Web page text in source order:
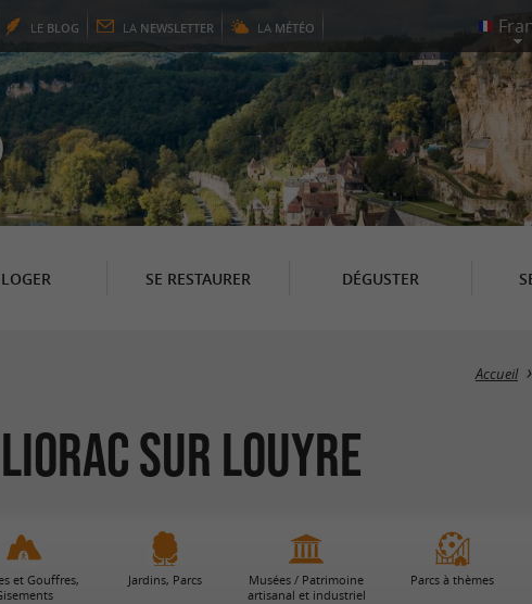
LE BLOG LA NEWSLETTER LA MÉTÉO
SE RESTAURER DÉGUSTER
Accueil
sur Louyre
et Gouffres,
Jardins, Parcs
Musées / Patrimoine
artisanal et industriel
Parcs à thèmes